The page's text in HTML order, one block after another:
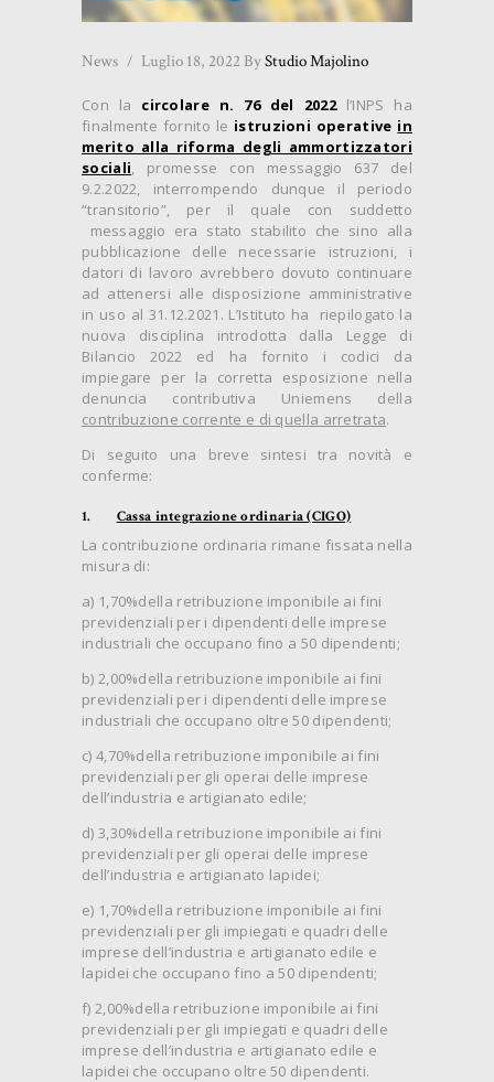
News Luglio 18, 2022 ByStudio Majolino
Con la circolare n. 76 del 2022l’INPS ha
finalmente fornito le istruzioni operative in
merito alla riforma degli ammortizzatori
sociali, promesse con messaggio 637 del
9.2.2022, interrompendo dunque il periodo
“transitorio”, per il quale con suddetto
messaggio era stato stabilito che sino alla
pubblicazione delle necessarie istruzioni, i
datori di lavoro avrebbero dovuto continuare
ad attenersi alle disposizione amministrative
in uso al 31.12.2021. L’Istituto ha riepilogato la
nuova disciplina introdotta dalla Legge di
Bilancio 2022 ed ha fornito i codici da
impiegare per la corretta esposizione nella
denuncia contributiva Uniemens della
contribuzione corrente e di quella arretrata.
Di seguito una breve sintesi tra novità e
conferme:
1. Cassa integrazione ordinaria (CIGO)
La contribuzione ordinaria rimane fissata nella
misura di:
a) 1,70%della retribuzione imponibile ai fini
previdenziali per i dipendenti delle imprese
industriali che occupano fino a 50 dipendenti;
b) 2,00%della retribuzione imponibile ai fini
previdenziali per i dipendenti delle imprese
industriali che occupano oltre 50 dipendenti;
c) 4,70%della retribuzione imponibile ai fini
previdenziali per gli operai delle imprese
dell’industria e artigianato edile;
d) 3,30%della retribuzione imponibile ai fini
previdenziali per gli operai delle imprese
dell’industria e artigianato lapidei;
e) 1,70%della retribuzione imponibile ai fini
previdenziali per gli impiegati e quadri delle
imprese dell’industria e artigianato edile e
lapidei che occupano fino a 50 dipendenti;
f) 2,00%della retribuzione imponibile ai fini
previdenziali per gli impiegati e quadri delle
imprese dell’industria e artigianato edile e
lapidei che occupano oltre 50 dipendenti.